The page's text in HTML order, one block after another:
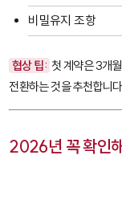
비밀유지 조항
협상 팁: 첫 계약은 3개
전환하는 것을 추천합니
2026년 꼭 확인